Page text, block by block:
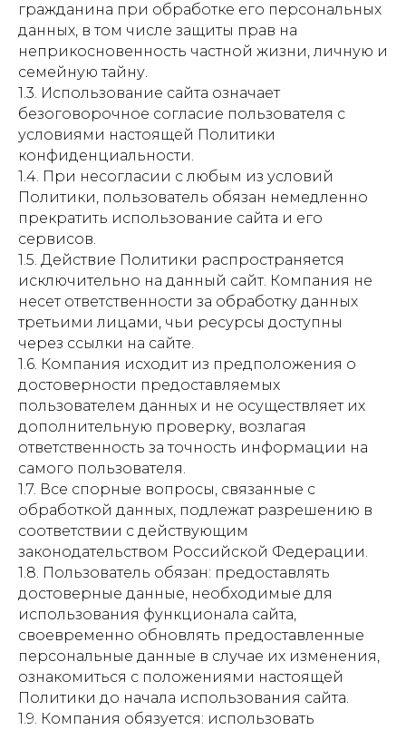
гражданина при обработке его персональных
данных, в том числе защиты прав на
неприкосновенность частной жизни, личную и
семейную тайну.
1.3. Использование сайта означает
безоговорочное согласие пользователя с
условиями настоящей Политики
конфиденциальности.
1.4. При несогласии с любым из условий
Политики, пользователь обязан немедленно
прекратить использование сайта и его
сервисов.
1.5. Действие Политики распространяется
исключительно на данный сайт. Компания не
несет ответственности за обработку данных
третьими лицами, чьи ресурсы доступны
через ссылки на сайте.
1.6. Компания исходит из предположения о
достоверности предоставляемых
пользователем данных и не осуществляет их
дополнительную проверку, возлагая
ответственность за точность информации на
самого пользователя.
1.7. Все спорные вопросы, связанные с
обработкой данных, подлежат разрешению в
соответствии с действующим
законодательством Российской Федерации.
1.8. Пользователь обязан: предоставлять
достоверные данные, необходимые для
использования функционала сайта,
своевременно обновлять предоставленные
персональные данные в случае их изменения,
ознакомиться с положениями настоящей
Политики до начала использования сайта.
1.9. Компания обязуется: использовать